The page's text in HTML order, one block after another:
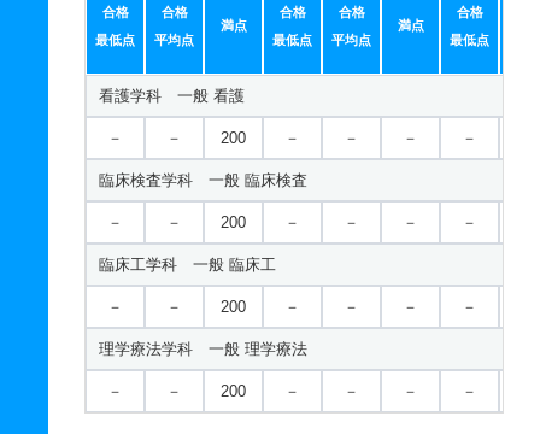
合格
最低点
合格
平均点
満点
合格
最低点
合格
平均点
満点
合格
最低点
看護学科 一般 看護
－ － 200 － － － －
臨床検査学科 一般 臨床検査
－ － 200 － － － －
臨床工学科 一般 臨床工
－ － 200 － － － －
理学療法学科 一般 理学療法
－ － 200 － － － －